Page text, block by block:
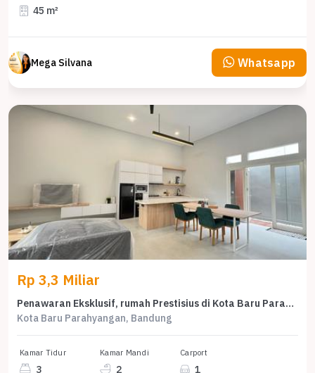
45 m²
Mega Silvana Whatsapp
Rp 3,3 Miliar
Penawaran Eksklusif, rumah Prestisius di Kota Baru Parahyangan, Bandung, LB 140m²
Kota Baru Parahyangan, Bandung
Kamar Tidur
3
Kamar Mandi
2
Carport
1